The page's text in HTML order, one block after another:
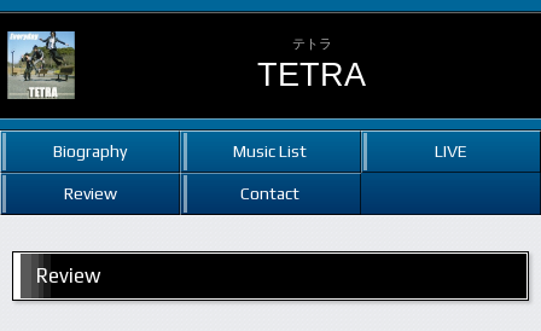
テトラ
TETRA
Biography Music List LIVE
Review Contact
Review